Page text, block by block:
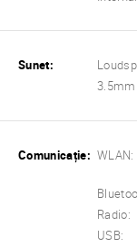
Sunet:
3.5mm
Comunicație: WLAN:
Radio:
USB: